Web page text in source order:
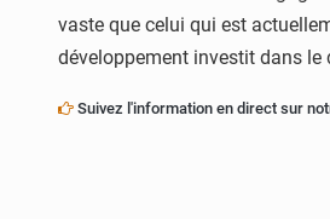
vaste que celui qui est
développement investit dans le
Suivez l'information en direct sur